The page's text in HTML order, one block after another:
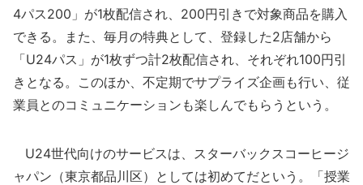
4パス200」が1枚配信され、200円引きで対象商品を購入
できる。また、毎月の特典として、登録した2店舗から
「U24パス」が1枚ずつ計2枚配信され、それぞれ100円引
きとなる。このほか、不定期でサプライズ企画も行い、従
業員とのコミュニケーションも楽しんでもらうという。
U24世代向けのサービスは、スターバックスコーヒージ
ャパン（東京都品川区）としては初めてだという。「授業